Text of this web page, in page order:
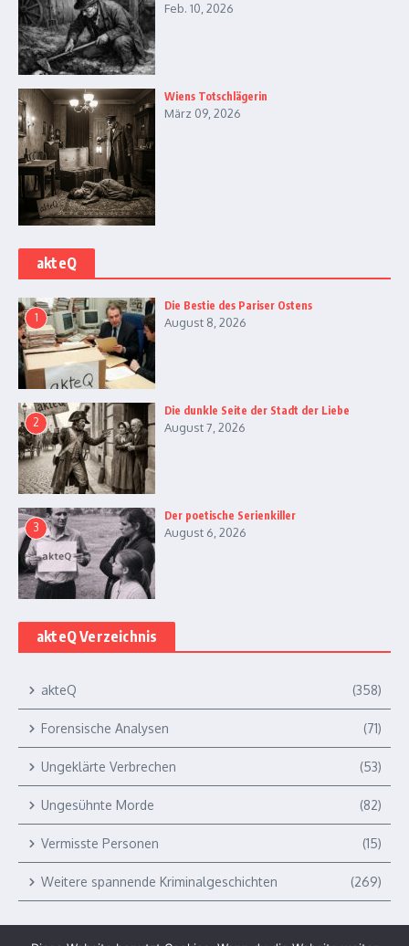
Feb. 10, 2026
Wiens Totschlägerin
März 09, 2026
akteQ
1
Die Bestie des Pariser Ostens
August 8, 2026
2
Die dunkle Seite der Stadt der Liebe
August 7, 2026
3
Der poetische Serienkiller
August 6, 2026
akteQ Verzeichnis
akteQ (358)
Forensische Analysen (71)
Ungeklärte Verbrechen (53)
Ungesühnte Morde (82)
Vermisste Personen (15)
Weitere spannende Kriminalgeschichten (269)